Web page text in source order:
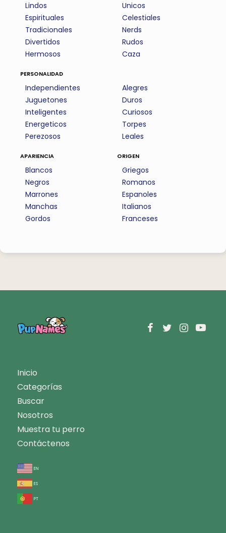
Lindos
Espirituales
Tradicionales
Divertidos
Hermosos
Unicos
Celestiales
Nerds
Rudos
Caza
personalidad
Independientes
Juguetones
Inteligentes
Energeticos
Perezosos
Alegres
Duros
Curiosos
Torpes
Leales
apariencia
Blancos
Negros
Marrones
Manchas
Gordos
origen
Griegos
Romanos
Espanoles
Italianos
Franceses
Inicio
Categorías
Buscar
Nosotros
Muestra tu perro
Contáctenos
en
es
pt